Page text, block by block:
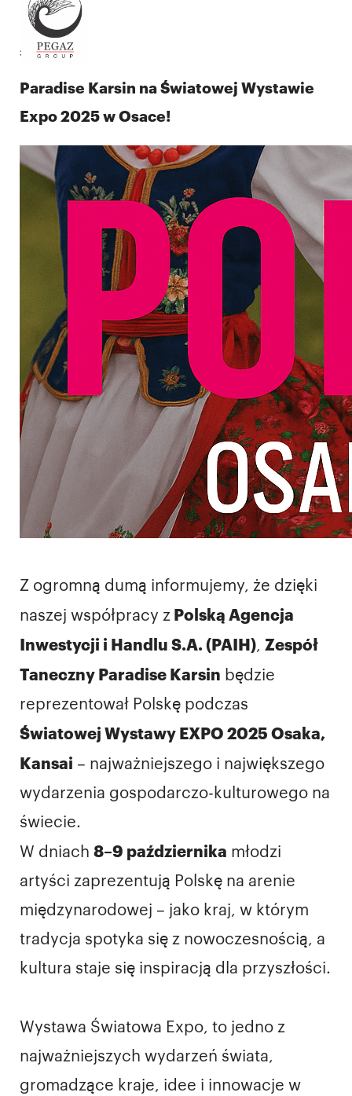
30.09.2025
Paradise Karsin na Światowej Wystawie
Expo 2025 w Osace!
Z ogromną dumą informujemy, że dzięki
naszej współpracy z Polską Agencja
Inwestycji i Handlu S.A. (PAIH), Zespół
Taneczny Paradise Karsin będzie
reprezentował Polskę podczas
Światowej Wystawy EXPO 2025 Osaka,
Kansai – najważniejszego i największego
wydarzenia gospodarczo-kulturowego na
świecie.
W dniach 8–9 października młodzi
artyści zaprezentują Polskę na arenie
międzynarodowej – jako kraj, w którym
tradycja spotyka się z nowoczesnością, a
kultura staje się inspiracją dla przyszłości.
Wystawa Światowa Expo, to jedno z
najważniejszych wydarzeń świata,
gromadzące kraje, idee i innowacje w